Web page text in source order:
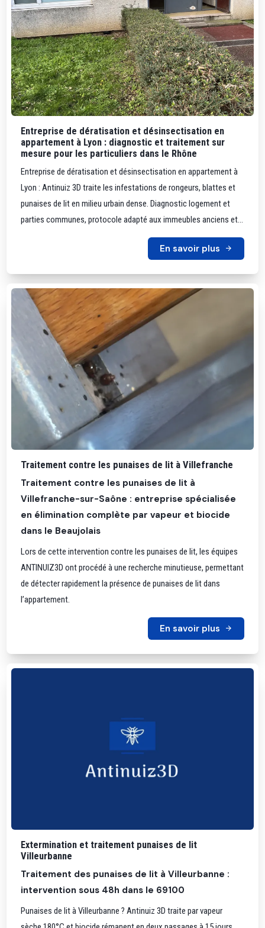
Entreprise de dératisation et désinsectisation en
appartement à Lyon : diagnostic et traitement sur
mesure pour les particuliers dans le Rhône
Entreprise de dératisation et désinsectisation en appartement à
Lyon : Antinuiz 3D traite les infestations de rongeurs, blattes et
punaises de lit en milieu urbain dense. Diagnostic logement et
parties communes, protocole adapté aux immeubles anciens et...
En savoir plus
Traitement contre les punaises de lit à Villefranche
Traitement contre les punaises de lit à
Villefranche-sur-Saône : entreprise spécialisée
en élimination complète par vapeur et biocide
dans le Beaujolais
Lors de cette intervention contre les punaises de lit, les équipes
ANTINUIZ3D ont procédé à une recherche minutieuse, permettant
de détecter rapidement la présence de punaises de lit dans
l’appartement.
En savoir plus
Extermination et traitement punaises de lit
Villeurbanne
Traitement des punaises de lit à Villeurbanne :
intervention sous 48h dans le 69100
Punaises de lit à Villeurbanne ? Antinuiz 3D traite par vapeur